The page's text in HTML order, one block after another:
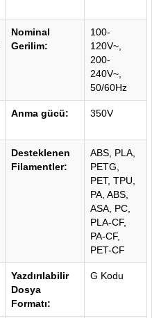
Nominal
Gerilim:
100-
120V~,
200-
240V~,
50/60Hz
Anma gücü: 350V
Desteklenen
Filamentler:
ABS, PLA,
PETG,
PET, TPU,
PA, ABS,
ASA, PC,
PLA-CF,
PA-CF,
PET-CF
Yazdırılabilir
Dosya
Formatı:
G Kodu